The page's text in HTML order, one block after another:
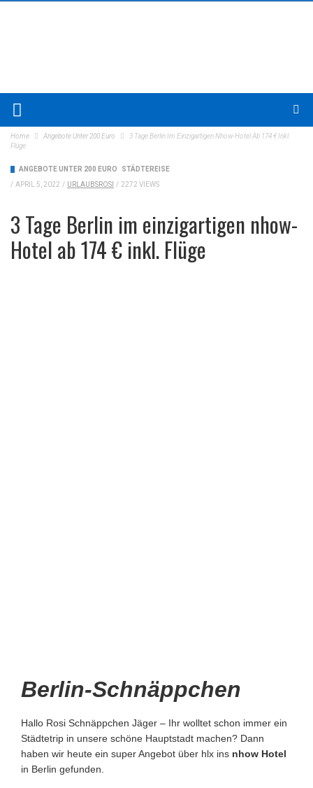
Home Angebote Unter 200 Euro
3 Tage Berlin Im Einzigartigen Nhow-Hotel Ab 174 € Inkl.
Flüge
ANGEBOTE UNTER 200 EURO
STÄDTEREISE
/ APRIL 5, 2022 / URLAUBSROSI / 2272 VIEWS
3 Tage Berlin im einzigartigen nhow-
Hotel ab 174 € inkl. Flüge
Berlin-Schnäppchen
Hallo Rosi Schnäppchen Jäger – Ihr wolltet schon immer ein
Städtetrip in unsere schöne Hauptstadt machen? Dann
haben wir heute ein super Angebot über hlx ins nhow Hotel
in Berlin gefunden.